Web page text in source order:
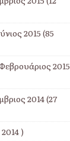
2015(85
2015
2014(27
)